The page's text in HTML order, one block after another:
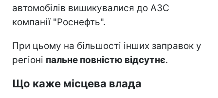
автомобілів вишикувалися до АЗС
компанії "Роснефть".
При цьому на більшості інших заправок у
регіоні пальне повністю відсутнє.
Що каже місцева влада